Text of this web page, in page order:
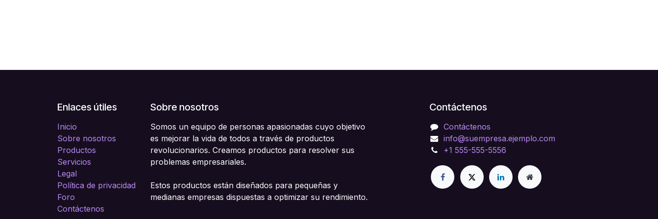
Enlaces útiles
Inicio
Sobre nosotros
Productos
Servicios
Legal
Política de privacidad
Foro
Contáctenos
Sobre nosotros
Somos un equipo de personas apasionadas cuyo objetivo
es mejorar la vida de todos a través de productos
revolucionarios. Creamos productos para resolver sus
problemas empresariales.
Estos productos están diseñados para pequeñas y
medianas empresas dispuestas a optimizar su rendimiento.
Contáctenos
Contáctenos
info@suempresa.ejemplo.com
+1 555-555-5556